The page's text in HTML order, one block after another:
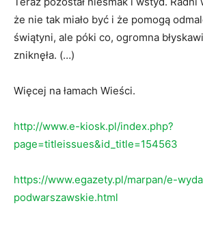
że nie tak miało być i że pomogą
świątyni, ale póki co, ogromna
zniknęła. (…)
Więcej na łamach Wieści.
http://www.e-kiosk.pl/index.php?
page=titleissues&id_title=154563
https://www.egazety.pl/marpan/e-
podwarszawskie.html